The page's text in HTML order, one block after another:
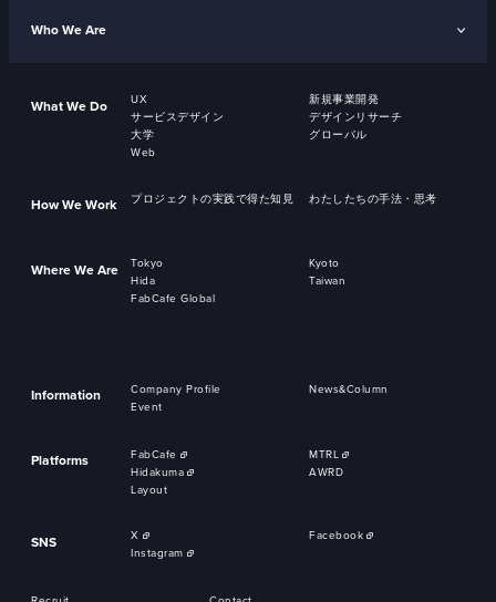
Who We Are
What We Do UX
新規事業開発
サービスデザイン
デザインリサーチ
大学
グローバル
Web
How We Work プロジェクトの実践で得た知見 わたしたちの手法・思考
Where We Are Tokyo
Kyoto
Hida
Taiwan
FabCafe Global
Information Company Profile
News&Column
Event
Platforms FabCafe
MTRL
Hidakuma
AWRD
Layout
SNS X
Facebook
Instagram